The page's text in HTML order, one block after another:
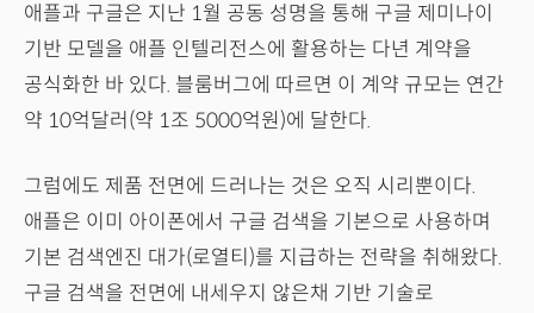
애플과 구글은 지난 1월 공동 성명을 통해 구글 제미나이
기반 모델을 애플 인텔리전스에 활용하는 다년 계약을
공식화한 바 있다. 블룸버그에 따르면 이 계약 규모는 연간
약 10억달러(약 1조 5000억원)에 달한다.
그럼에도 제품 전면에 드러나는 것은 오직 시리뿐이다.
애플은 이미 아이폰에서 구글 검색을 기본으로 사용하며
기본 검색엔진 대가(로열티)를 지급하는 전략을 취해왔다.
구글 검색을 전면에 내세우지 않은채 기반 기술로